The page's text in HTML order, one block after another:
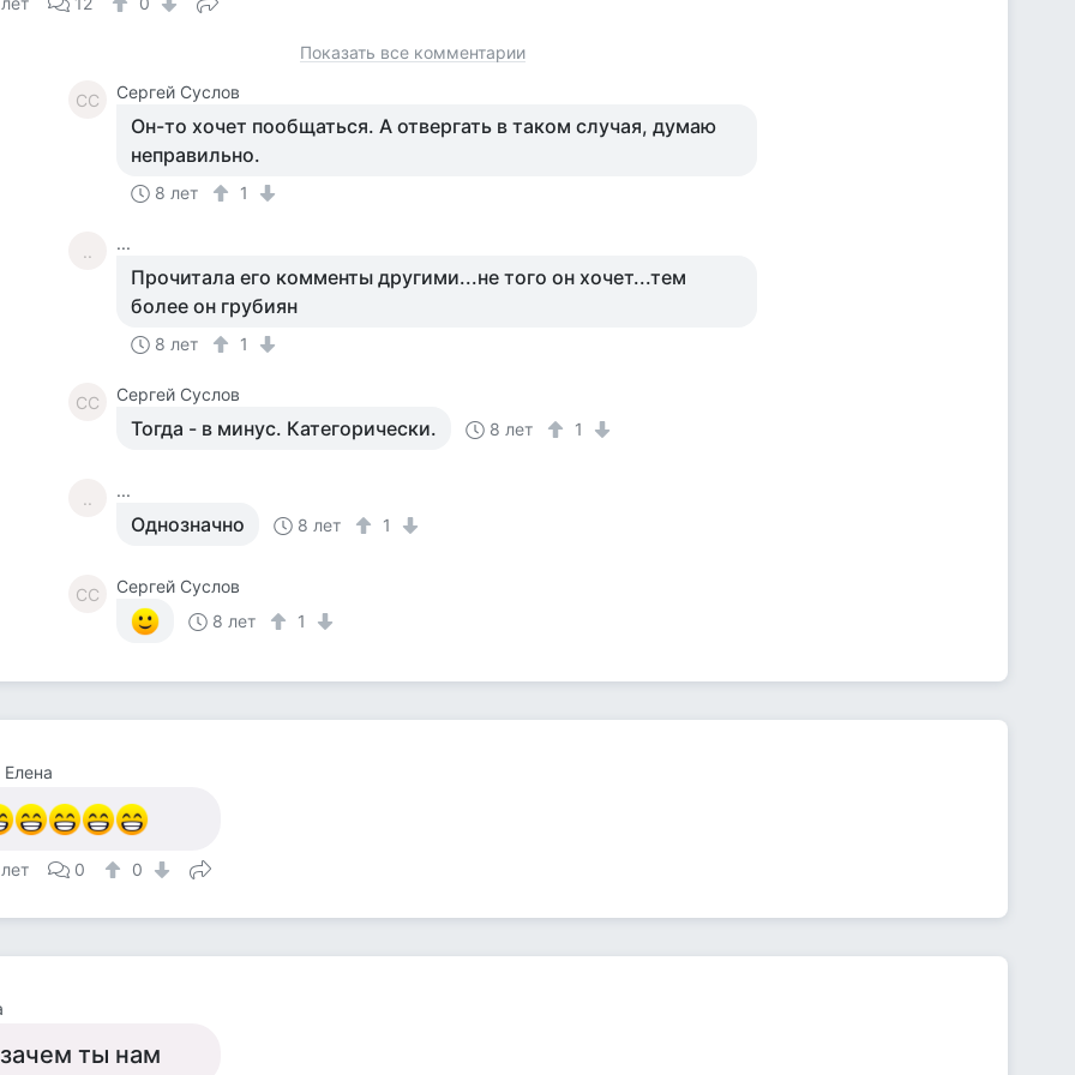
Показать все комментарии
СС Сергей Суслов
Он-то хочет пообщаться. А отвергать в таком случая, думаю
неправильно.
8 лет 1
.. ...
Прочитала его комменты другими...не того он хочет...тем
более он грубиян
8 лет 1
СС Сергей Суслов
Тогда - в минус. Категорически. 8 лет 1
.. ...
Однозначно 8 лет 1
СС
Сергей Суслов
8 лет
1
Елена
0 0
ты нам